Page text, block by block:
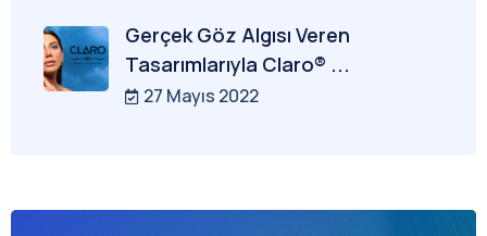
Gerçek Göz Algısı Veren
Tasarımlarıyla Claro® ...
27 Mayıs 2022